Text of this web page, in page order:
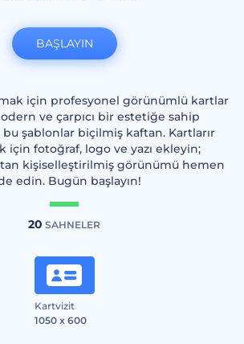
için profesyonel görünümlü kartlar
ve çarpıcı bir estetiğe sahip
şablonlar biçilmiş kaftan. Kartlarır
için fotoğraf, logo ve yazı ekleyin;
kişiselleştirilmiş görünümü hemen
edin. Bugün başlayın!
20 SAHNELER
Kartvizit
1050 x 600
BAŞLAYIN